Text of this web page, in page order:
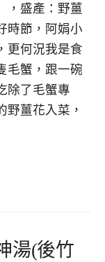
，盛產：野薑
時節，阿娟小
更何況我是食
毛蟹，跟一碗
除了毛蟹專
野薑花入菜，
湯(後竹